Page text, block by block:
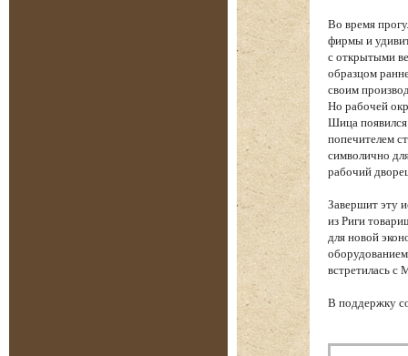
Во время
фирмы и
с открытыми
образцом
своим
Но рабочей
Шица
попечителем
символично
рабочий
Завершит эту
из Риги
для новой
встретилась с
В поддержку